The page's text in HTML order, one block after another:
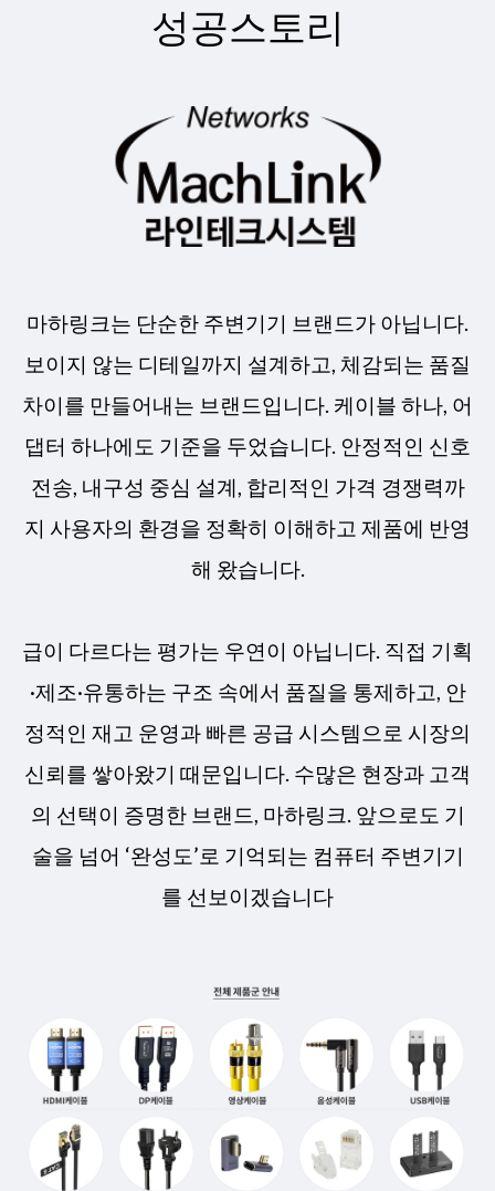
성공스토리
마하링크는 단순한 주변기기 브랜드가 아닙니다.
보이지 않는 디테일까지 설계하고, 체감되는 품질
차이를 만들어내는 브랜드입니다. 케이블 하나, 어
댑터 하나에도 기준을 두었습니다. 안정적인 신호
전송, 내구성 중심 설계, 합리적인 가격 경쟁력까
지 사용자의 환경을 정확히 이해하고 제품에 반영
해 왔습니다.
급이 다르다는 평가는 우연이 아닙니다. 직접 기획
·제조·유통하는 구조 속에서 품질을 통제하고, 안
정적인 재고 운영과 빠른 공급 시스템으로 시장의
신뢰를 쌓아왔기 때문입니다. 수많은 현장과 고객
의 선택이 증명한 브랜드, 마하링크. 앞으로도 기
술을 넘어 ‘완성도’로 기억되는 컴퓨터 주변기기
를 선보이겠습니다